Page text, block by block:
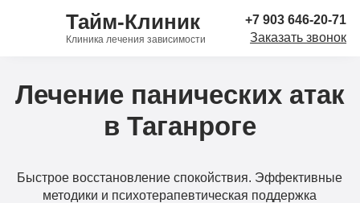
Тайм-Клиник
Клиника лечения зависимости
+7 903 646-20-71
Заказать звонок
Лечение панических атак
в Таганроге
Быстрое восстановление спокойствия. Эффективные
методики и психотерапевтическая поддержка